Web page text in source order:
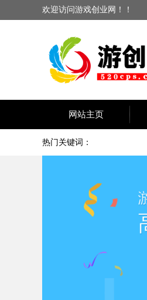
欢迎访问游戏创业网！！
网站主页
热门关键词：